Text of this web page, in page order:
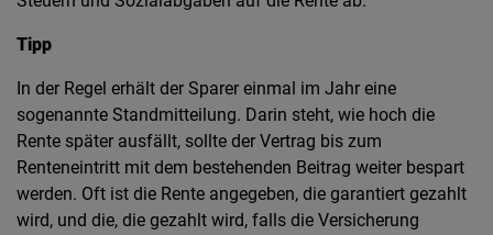
Tipp
In der Regel erhält der Sparer einmal im Jahr eine
sogenannte Standmitteilung. Darin steht, wie hoch die
Rente später ausfällt, sollte der Vertrag bis zum
Renteneintritt mit dem bestehenden Beitrag weiter bespart
werden. Oft ist die Rente angegeben, die garantiert gezahlt
wird, und die, die gezahlt wird, falls die Versicherung